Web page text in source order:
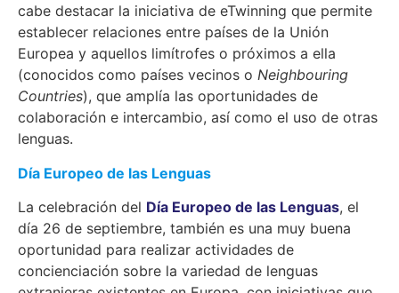
cabe destacar la iniciativa de eTwinning que permite
establecer relaciones entre países de la Unión
Europea y aquellos limítrofes o próximos a ella
(conocidos como países vecinos o Neighbouring
Countries), que amplía las oportunidades de
colaboración e intercambio, así como el uso de otras
lenguas.
Día Europeo de las Lenguas
La celebración del Día Europeo de las Lenguas, el
día 26 de septiembre, también es una muy buena
oportunidad para realizar actividades de
concienciación sobre la variedad de lenguas